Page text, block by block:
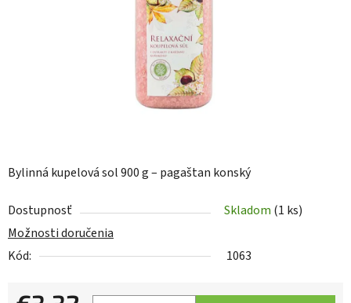
Bylinná kupelová sol 900 g – pagaštan konský
Dostupnosť Skladom (1 ks)
Možnosti doručenia
Kód:
1063